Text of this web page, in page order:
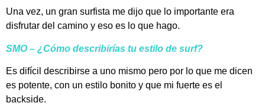
Una vez, un gran surfista me dijo que lo importante era
disfrutar del camino y eso es lo que hago.
SMO – ¿Cómo describirías tu estilo de surf?
Es difícil describirse a uno mismo pero por lo que me dicen
es potente, con un estilo bonito y que mi fuerte es el
backside.